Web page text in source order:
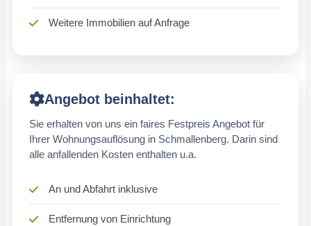
Weitere Immobilien auf Anfrage
Angebot beinhaltet:
Sie erhalten von uns ein faires Festpreis Angebot für
Ihrer Wohnungsauflösung in Schmallenberg. Darin sind
alle anfallenden Kosten enthalten u.a.
An und Abfahrt inklusive
Entfernung von Einrichtung